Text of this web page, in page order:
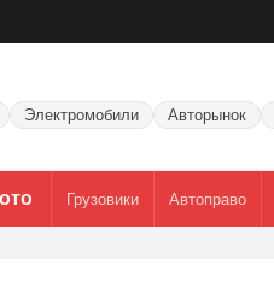
Электромобили Авторынок
Грузовики Автоправо